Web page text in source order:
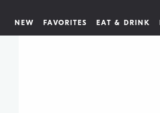
NEW FAVORITES EAT & DRINK